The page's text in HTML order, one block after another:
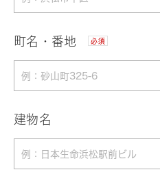
町名・番地 必須
建物名